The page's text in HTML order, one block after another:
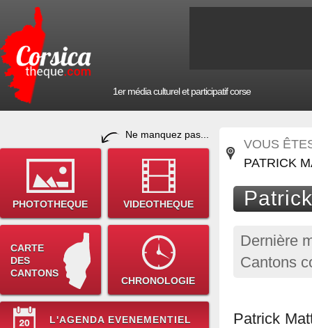
1er média culturel et participatif corse
Ne manquez pas...
PHOTOTHEQUE VIDEOTHEQUE
CARTE
DES
CANTONS
CHRONOLOGIE
L'AGENDA EVENEMENTIEL
VOUS
PATRICK
Dernière
Cantons
Patrick